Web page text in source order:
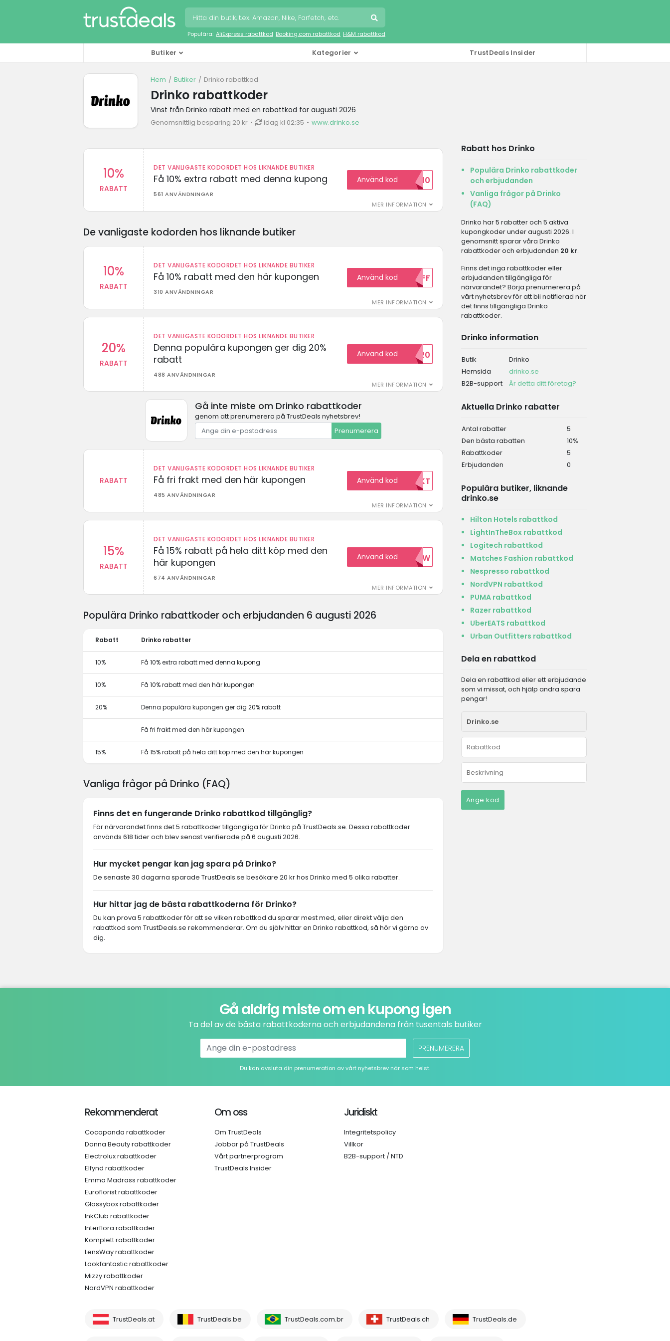
Populära: AliExpress rabattkod Booking.com rabattkod H&M rabattkod
Butiker Kategorier TrustDeals Insider
Hem Butiker Drinko rabattkod
Drinko rabattkoder
Vinst från Drinko rabatt med en rabattkod för augusti 2026
Genomsnittlig besparing 20 kr idag kl 02:35 www.drinko.se
10%
RABATT
DET VANLIGASTE KODORDET HOS LIKNANDE BUTIKER
Få 10% extra rabatt med denna kupong
561 ANVÄNDNINGAR
MER INFORMATION
Använd kod
VILKOMMEN10
De vanligaste kodorden hos liknande butiker
10%
RABATT
DET VANLIGASTE KODORDET HOS LIKNANDE BUTIKER
Få 10% rabatt med den här kupongen
310 ANVÄNDNINGAR
MER INFORMATION
Använd kod 10OFF
20%
RABATT
DET VANLIGASTE KODORDET HOS LIKNANDE BUTIKER
Denna populära kupongen ger dig 20%
rabatt
488 ANVÄNDNINGAR
MER INFORMATION
Använd kodHELLO20
Gå inte miste om Drinko rabattkoder
genom att prenumerera på TrustDeals nyhetsbrev!
Prenumerera
RABATT
DET VANLIGASTE KODORDET HOS LIKNANDE BUTIKER
Få fri frakt med den här kupongen
485 ANVÄNDNINGAR
MER INFORMATION
Använd kodFRIFRAKT
15%
RABATT
DET VANLIGASTE KODORDET HOS LIKNANDE BUTIKER
Få 15% rabatt på hela ditt köp med den
här kupongen
674 ANVÄNDNINGAR
MER INFORMATION
Använd kod 15NOW
Rabatt hos Drinko
Populära Drinko rabattkoder
och erbjudanden
Vanliga frågor på Drinko
(FAQ)
Drinko har 5 rabatter och 5 aktiva
kupongkoder under augusti 2026. I
genomsnitt sparar våra Drinko
rabattkoder och erbjudanden 20 kr.
Finns det inga rabattkoder eller
erbjudanden tillgängliga för
närvarandet? Börja prenumerera på
vårt nyhetsbrev för att bli notifierad när
det finns tillgängliga Drinko
rabattkoder.
Drinko information
Butik
Drinko
Hemsida
drinko.se
B2B-support
Är detta ditt företag?
Aktuella Drinko rabatter
Antal rabatter
5
Den bästa rabatten
10%
Rabattkoder
5
Erbjudanden
0
Populära butiker, liknande
drinko.se
Hilton Hotels rabattkod
LightInTheBox rabattkod
Logitech rabattkod
Matches Fashion rabattkod
Nespresso rabattkod
NordVPN rabattkod
PUMA rabattkod
Razer rabattkod
UberEATS rabattkod
Urban Outfitters rabattkod
Dela en rabattkod
Dela en rabattkod eller ett erbjudande
som vi missat, och hjälp andra spara
pengar!
Ange kod
Populära Drinko rabattkoder och erbjudanden 6 augusti 2026
Rabatt Drinko rabatter
10% Få 10% extra rabatt med denna kupong
10% Få 10% rabatt med den här kupongen
20% Denna populära kupongen ger dig 20% rabatt
Få fri frakt med den här kupongen
15% Få 15% rabatt på hela ditt köp med den här kupongen
Vanliga frågor på Drinko (FAQ)
Finns det en fungerande Drinko rabattkod tillgänglig?
För närvarandet finns det 5 rabattkoder tillgängliga för Drinko på TrustDeals.se. Dessa rabattkoder
används 618 tider och blev senast verifierade på 6 augusti 2026.
Hur mycket pengar kan jag spara på Drinko?
De senaste 30 dagarna sparade TrustDeals.se besökare 20 kr hos Drinko med 5 olika rabatter.
Hur hittar jag de bästa rabattkoderna för Drinko?
Du kan prova 5 rabattkoder för att se vilken rabattkod du sparar mest med, eller direkt välja den
rabattkod som TrustDeals.se rekommenderar. Om du själv hittar en Drinko rabattkod, så hör vi gärna av
dig.
Gå aldrig miste om en kupong igen
Ta del av de bästa rabattkoderna och erbjudandena från tusentals butiker
PRENUMERERA
Du kan avsluta din prenumeration av vårt nyhetsbrev när som helst.
Rekommenderat
Cocopanda rabattkoder
Donna Beauty rabattkoder
Electrolux rabattkoder
Elfynd rabattkoder
Emma Madrass rabattkoder
Euroflorist rabattkoder
Glossybox rabattkoder
InkClub rabattkoder
Interflora rabattkoder
Komplett rabattkoder
LensWay rabattkoder
Lookfantastic rabattkoder
Mizzy rabattkoder
NordVPN rabattkoder
Om oss
Om TrustDeals
Jobbar på TrustDeals
Vårt partnerprogram
TrustDeals Insider
Juridiskt
Integritetspolicy
Villkor
B2B-support / NTD
TrustDeals.at TrustDeals.be TrustDeals.com.br TrustDeals.ch TrustDeals.de